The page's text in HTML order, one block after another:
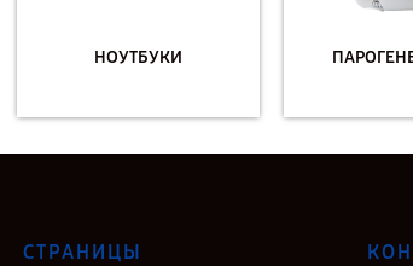
НОУТБУКИ
СТРАНИЦЫ